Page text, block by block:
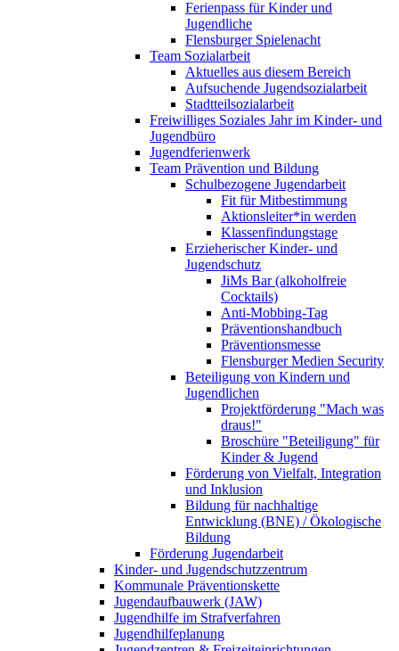
Ferienpass für Kinder und
Jugendliche
Flensburger Spielenacht
Team Sozialarbeit
Aktuelles aus diesem Bereich
Aufsuchende Jugendsozialarbeit
Stadtteilsozialarbeit
Freiwilliges Soziales Jahr im Kinder- und
Jugendbüro
Jugendferienwerk
Team Prävention und Bildung
Schulbezogene Jugendarbeit
Fit für Mitbestimmung
Aktionsleiter*in werden
Klassenfindungstage
Erzieherischer Kinder- und
Jugendschutz
JiMs Bar (alkoholfreie
Cocktails)
Anti-Mobbing-Tag
Präventionshandbuch
Präventionsmesse
Flensburger Medien Security
Beteiligung von Kindern und
Jugendlichen
Projektförderung "Mach was
draus!"
Broschüre "Beteiligung" für
Kinder & Jugend
Förderung von Vielfalt, Integration
und Inklusion
Bildung für nachhaltige
Entwicklung (BNE) / Ökologische
Bildung
Förderung Jugendarbeit
Kinder- und Jugendschutzzentrum
Kommunale Präventionskette
Jugendaufbauwerk (JAW)
Jugendhilfe im Strafverfahren
Jugendhilfeplanung